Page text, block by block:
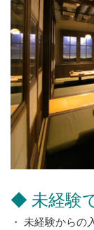
◆ 未経験
・ 未経験からの